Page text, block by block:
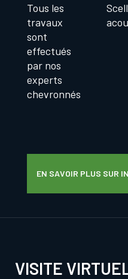
Tous les
travaux
sont
effectués
par nos
experts
chevronnés
EN SAVOIR PLUS SUR
VISITE